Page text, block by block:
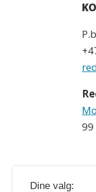
99
Dine valg: